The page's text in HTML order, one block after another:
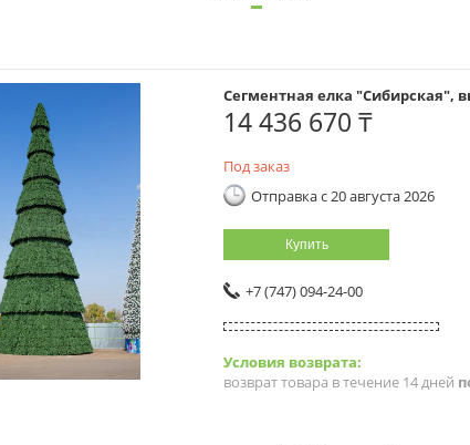
Сегментная елка "Сибирская",
14 436 670 ₸
Под заказ
Отправка с 20 августа 2026
Купить
+7 (747) 094-24-00
возврат товара в течение 14 дней